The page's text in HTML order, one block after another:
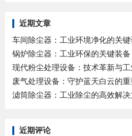
近期文章
车间除尘器：工业环境净化的关
锅炉除尘器：工业环保的关键装备
现代粉尘处理设备：技术革新与
废气处理设备：守护蓝天白云的
滤筒除尘器：工业除尘的高效解
近期评论